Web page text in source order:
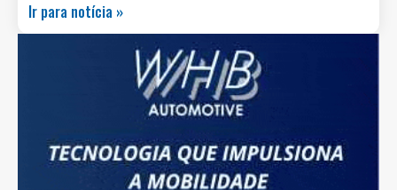
Ir para notícia »